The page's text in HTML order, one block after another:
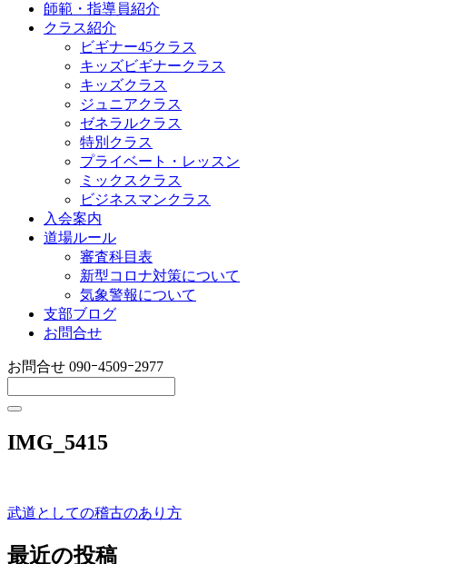
師範・指導員紹介
クラス紹介
ビギナー45クラス
キッズビギナークラス
キッズクラス
ジュニアクラス
ゼネラルクラス
特別クラス
プライベート・レッスン
ミックスクラス
ビジネスマンクラス
入会案内
道場ルール
審査科目表
新型コロナ対策について
気象警報について
支部ブログ
お問合せ
お問合せ 090ｰ4509ｰ2977
IMG_5415
投
稿
武道としての稽古のあり方
最近の投稿